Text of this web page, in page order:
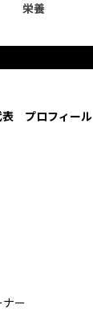
栄養
表 プロフィール
ー